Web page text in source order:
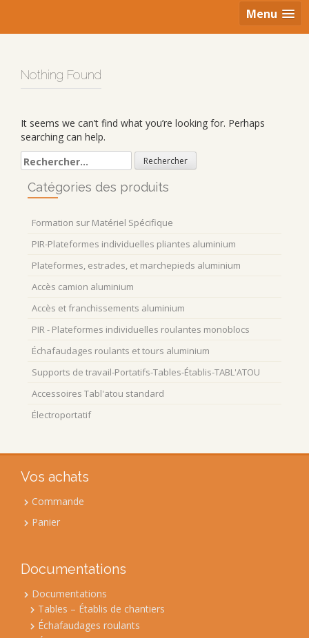
Menu
Nothing Found
It seems we can’t find what you’re looking for. Perhaps
searching can help.
Rechercher :
Catégories des produits
Formation sur Matériel Spécifique
PIR-Plateformes individuelles pliantes aluminium
Plateformes, estrades, et marchepieds aluminium
Accès camion aluminium
Accès et franchissements aluminium
PIR - Plateformes individuelles roulantes monoblocs
Échafaudages roulants et tours aluminium
Supports de travail-Portatifs-Tables-Établis-TABL'ATOU
Accessoires Tabl'atou standard
Électroportatif
Vos achats
Commande
Panier
Documentations
Documentations
Tables – Établis de chantiers
Échafaudages roulants